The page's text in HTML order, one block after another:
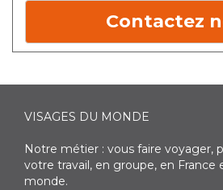
Contactez
VISAGES DU MONDE
Notre métier : vous faire voyager,
votre travail, en groupe, en France
monde.